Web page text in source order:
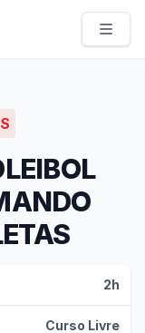
2h
Curso Livre